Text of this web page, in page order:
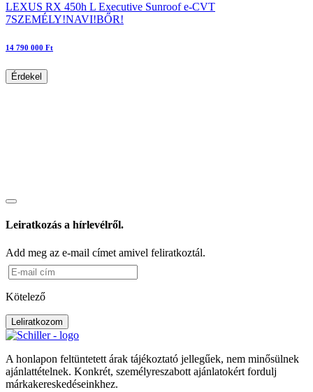
LEXUS RX 450h L Executive Sunroof e-CVT
7SZEMÉLY!NAVI!BŐR!
14 790 000 Ft
Érdekel
Leiratkozás a hírlevélről.
Add meg az e-mail címet amivel feliratkoztál.
Kötelező
Leliratkozom
A honlapon feltüntetett árak tájékoztató jellegűek, nem minősülnek
ajánlattételnek. Konkrét, személyreszabott ajánlatokért fordulj
márkakereskedéseinkhez.